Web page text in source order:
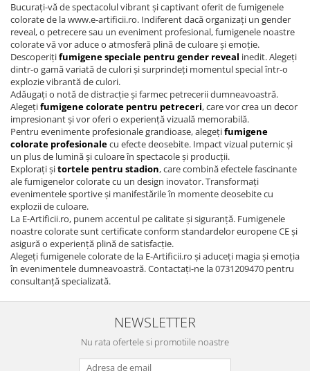
Bucurați-vă de spectacolul vibrant și captivant oferit de fumigenele
colorate de la www.e-artificii.ro. Indiferent dacă organizați un gender
reveal, o petrecere sau un eveniment profesional, fumigenele noastre
colorate vă vor aduce o atmosferă plină de culoare și emoție.
Descoperițifumigene speciale pentru gender reveal inedit. Alegeți
dintr-o gamă variată de culori și surprindeți momentul special într-o
explozie vibrantă de culori.
Adăugați o notă de distracție și farmec petrecerii dumneavoastră.
Alegețifumigene colorate pentru petreceri, care vor crea un decor
impresionant și vor oferi o experiență vizuală memorabilă.
Pentru evenimente profesionale grandioase, alegețifumigene
colorate profesionalecu efecte deosebite. Impact vizual puternic și
un plus de lumină și culoare în spectacole și producții.
Explorați șitortele pentru stadion, care combină efectele fascinante
ale fumigenelor colorate cu un design inovator. Transformați
evenimentele sportive și manifestările în momente deosebite cu
explozii de culoare.
La E-Artificii.ro, punem accentul pe calitate și siguranță. Fumigenele
noastre colorate sunt certificate conform standardelor europene CE și
asigură o experiență plină de satisfacție.
Alegeți fumigenele colorate de la E-Artificii.ro și aduceți magia și emoția
în evenimentele dumneavoastră. Contactați-ne la 0731209470 pentru
consultanță specializată.
NEWSLETTER
Nu rata ofertele si promotiile noastre